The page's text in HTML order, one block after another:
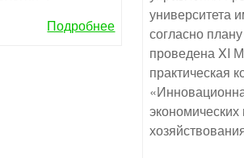
Подробнее
университета
согласно
проведена XI
практическая